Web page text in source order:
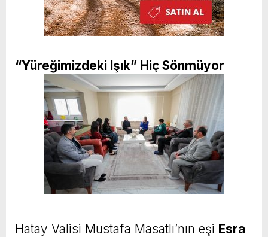
“Yüreğimizdeki Işık” Hiç Sönmüyor
Hatay Valisi Mustafa Masatlı’nın eşi Esra